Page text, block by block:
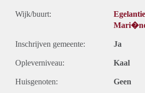
Wijk/buurt:
Inschrijven gemeente: Ja
Opleverniveau: Kaal
Huisgenoten: Geen